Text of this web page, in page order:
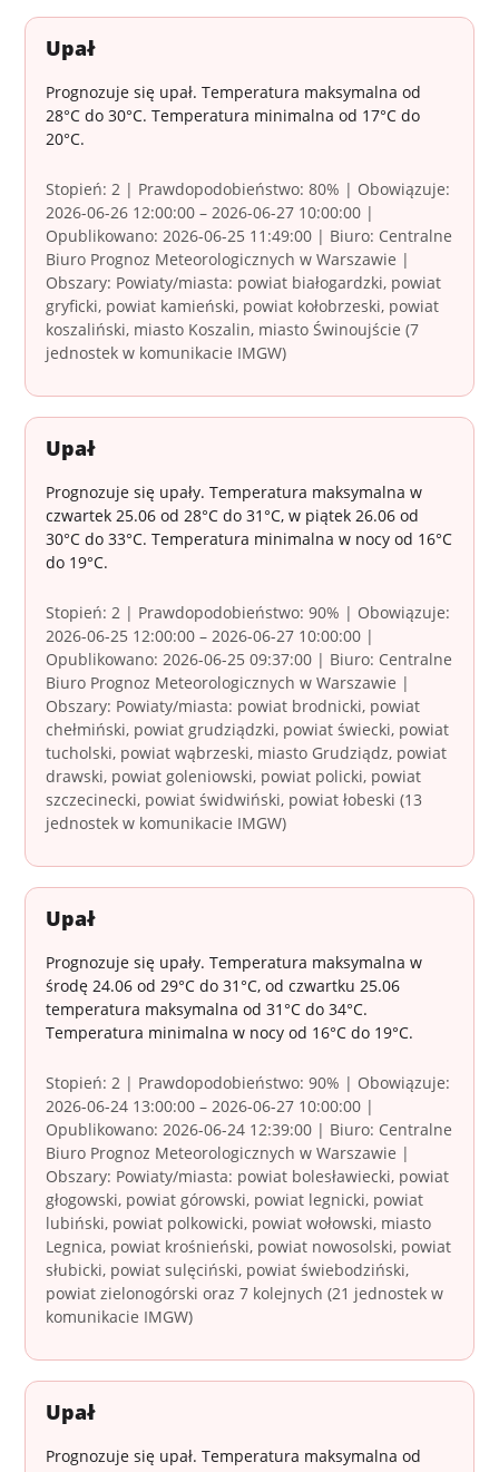
Upał
Prognozuje się upał. Temperatura maksymalna od
28°C do 30°C. Temperatura minimalna od 17°C do
20°C.
Stopień: 2 | Prawdopodobieństwo: 80% | Obowiązuje:
2026-06-26 12:00:00 – 2026-06-27 10:00:00 |
Opublikowano: 2026-06-25 11:49:00 | Biuro: Centralne
Biuro Prognoz Meteorologicznych w Warszawie |
Obszary: Powiaty/miasta: powiat białogardzki, powiat
gryficki, powiat kamieński, powiat kołobrzeski, powiat
koszaliński, miasto Koszalin, miasto Świnoujście (7
jednostek w komunikacie IMGW)
Upał
Prognozuje się upały. Temperatura maksymalna w
czwartek 25.06 od 28°C do 31°C, w piątek 26.06 od
30°C do 33°C. Temperatura minimalna w nocy od 16°C
do 19°C.
Stopień: 2 | Prawdopodobieństwo: 90% | Obowiązuje:
2026-06-25 12:00:00 – 2026-06-27 10:00:00 |
Opublikowano: 2026-06-25 09:37:00 | Biuro: Centralne
Biuro Prognoz Meteorologicznych w Warszawie |
Obszary: Powiaty/miasta: powiat brodnicki, powiat
chełmiński, powiat grudziądzki, powiat świecki, powiat
tucholski, powiat wąbrzeski, miasto Grudziądz, powiat
drawski, powiat goleniowski, powiat policki, powiat
szczecinecki, powiat świdwiński, powiat łobeski (13
jednostek w komunikacie IMGW)
Upał
Prognozuje się upały. Temperatura maksymalna w
środę 24.06 od 29°C do 31°C, od czwartku 25.06
temperatura maksymalna od 31°C do 34°C.
Temperatura minimalna w nocy od 16°C do 19°C.
Stopień: 2 | Prawdopodobieństwo: 90% | Obowiązuje:
2026-06-24 13:00:00 – 2026-06-27 10:00:00 |
Opublikowano: 2026-06-24 12:39:00 | Biuro: Centralne
Biuro Prognoz Meteorologicznych w Warszawie |
Obszary: Powiaty/miasta: powiat bolesławiecki, powiat
głogowski, powiat górowski, powiat legnicki, powiat
lubiński, powiat polkowicki, powiat wołowski, miasto
Legnica, powiat krośnieński, powiat nowosolski, powiat
słubicki, powiat sulęciński, powiat świebodziński,
powiat zielonogórski oraz 7 kolejnych (21 jednostek w
komunikacie IMGW)
Upał
Prognozuje się upał. Temperatura maksymalna od